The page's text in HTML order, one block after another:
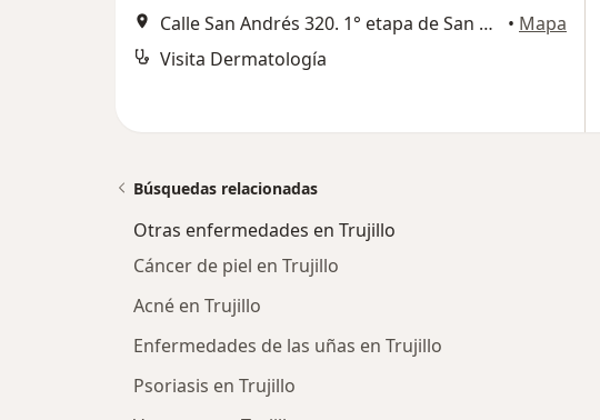
Calle San Andrés 320. 1° etapa de San Andrés. Trujillo, Trujillo • Mapa
Visita Dermatología
Búsquedas relacionadas
Otras enfermedades en Trujillo
Cáncer de piel en Trujillo
Acné en Trujillo
Enfermedades de las uñas en Trujillo
Psoriasis en Trujillo